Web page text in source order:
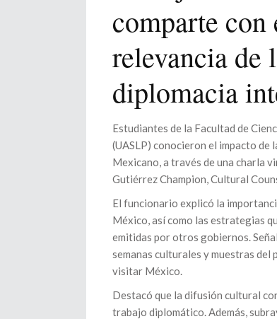
comparte
relevancia de
diplomacia
Estudiantes de la Facultad de
(UASLP) conocieron el impacto
Mexicano, a través de una charla
Gutiérrez Champion, Cultural
El funcionario explicó la
México, así como las estrategias
emitidas por otros gobiernos.
semanas culturales y muestras
visitar México.
Destacó que la difusión cultural
trabajo diplomático. Además,